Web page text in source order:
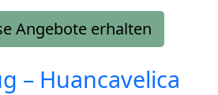
Angebote erhalten
– Huancavelica